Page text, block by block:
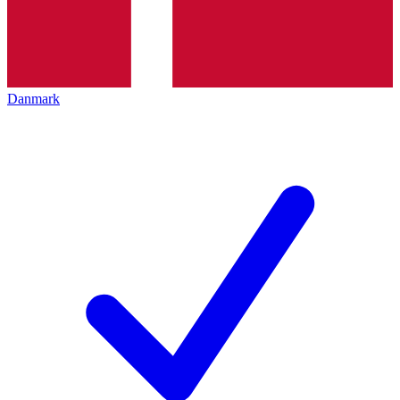
Danmark